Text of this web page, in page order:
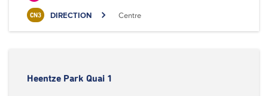
CN3 DIRECTION Centre
Heentze Park Quai 1